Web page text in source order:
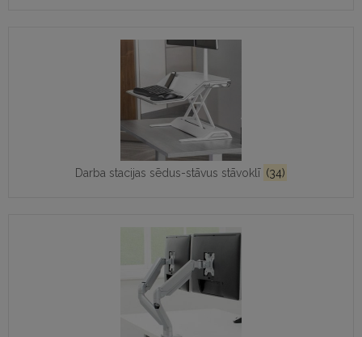
Darba stacijas sēdus-stāvus stāvoklī (34)